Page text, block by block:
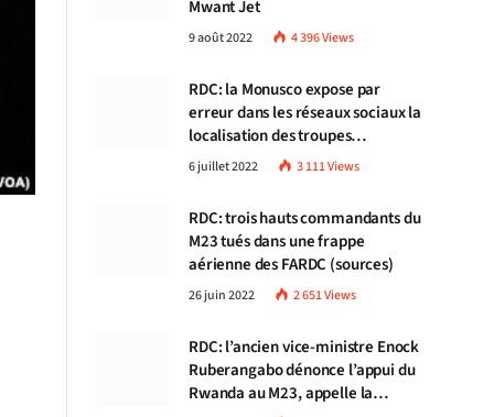
Mwant Jet
9 août 2022 4 396Views
RDC: la Monusco expose par
erreur dans les réseaux sociaux la
localisation des troupes
congolaises
6 juillet 2022 3 111Views
RDC: trois hauts commandants du
M23 tués dans une frappe
aérienne des FARDC (sources)
26 juin 2022 2 651Views
RDC: l’ancien vice-ministre Enock
Ruberangabo dénonce l’appui du
Rwanda au M23, appelle la